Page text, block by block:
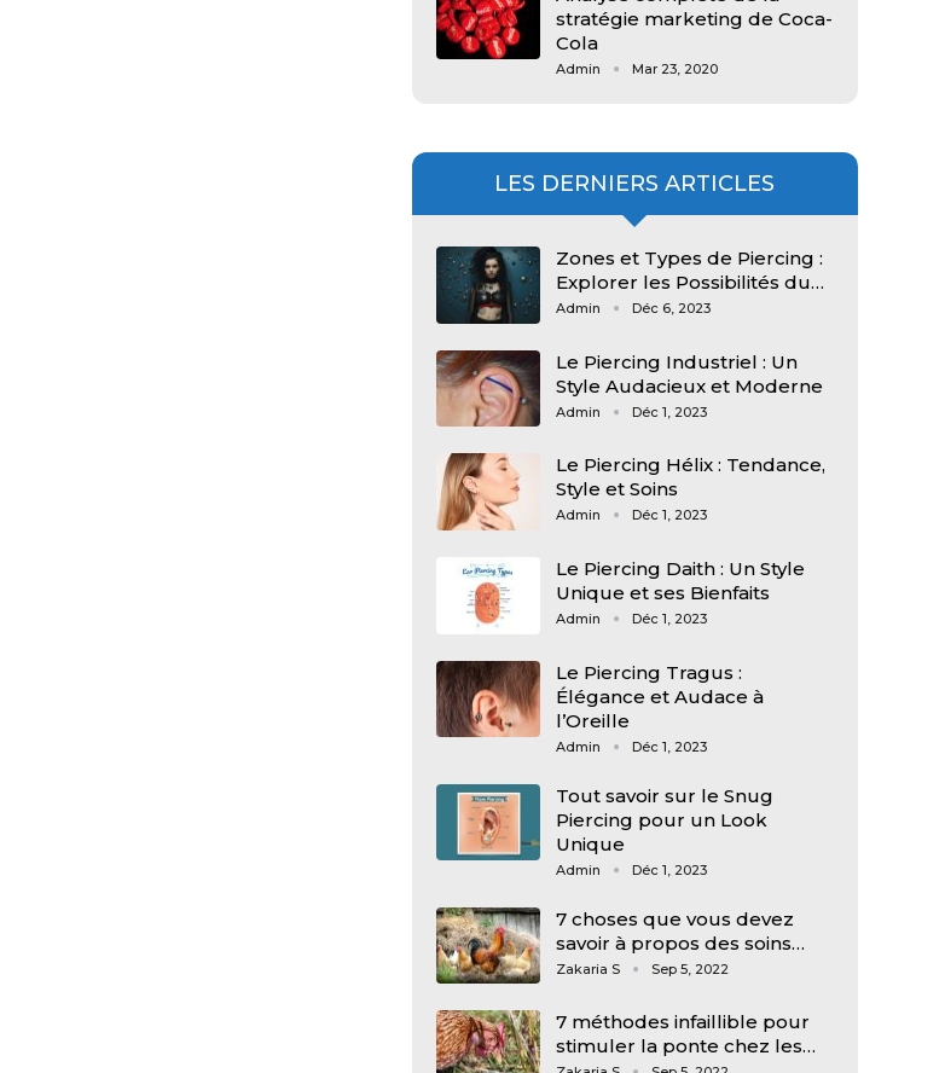
stratégie marketing de Coca-
Cola
Admin Mar 23, 2020
LES DERNIERS ARTICLES
Zones et Types de Piercing :
Explorer les Possibilités du…
Admin Déc 6, 2023
Le Piercing Industriel : Un
Style Audacieux et Moderne
Admin Déc 1, 2023
Le Piercing Hélix : Tendance,
Style et Soins
Admin Déc 1, 2023
Le Piercing Daith : Un Style
Unique et ses Bienfaits
Admin Déc 1, 2023
Le Piercing Tragus :
Élégance et Audace à
l’Oreille
Admin Déc 1, 2023
Tout savoir sur le Snug
Piercing pour un Look
Unique
Admin Déc 1, 2023
7 choses que vous devez
savoir à propos des soins…
Zakaria S Sep 5, 2022
7 méthodes infaillible pour
stimuler la ponte chez les…